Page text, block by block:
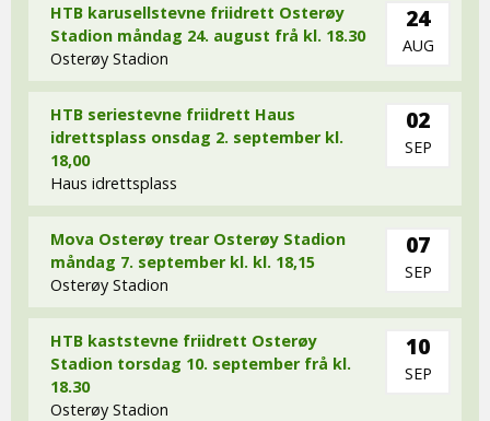
HTB karusellstevne friidrett Osterøy
Stadion måndag 24. august frå kl. 18.30
Osterøy Stadion
24
AUG
HTB seriestevne friidrett Haus
idrettsplass onsdag 2. september kl.
18,00
Haus idrettsplass
02
SEP
Mova Osterøy trear Osterøy Stadion
måndag 7. september kl. kl. 18,15
Osterøy Stadion
07
SEP
HTB kaststevne friidrett Osterøy
Stadion torsdag 10. september frå kl.
18.30
Osterøy Stadion
10
SEP